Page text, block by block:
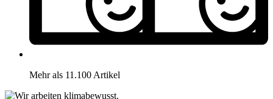
Mehr als 11.100 Artikel